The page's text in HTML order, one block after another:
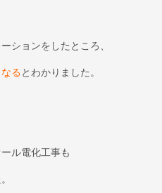
ションをしたところ、
るとわかりました。
ル電化工事も